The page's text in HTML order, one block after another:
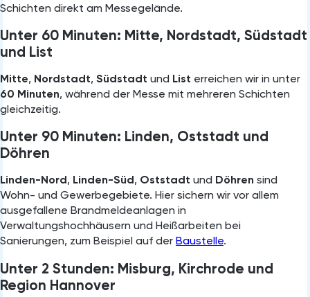
Schichten direkt am Messegelände.
Unter 60 Minuten: Mitte, Nordstadt, Südstadt
und List
Mitte, Nordstadt, Südstadt und List erreichen wir in unter
60 Minuten, während der Messe mit mehreren Schichten
gleichzeitig.
Unter 90 Minuten: Linden, Oststadt und
Döhren
Linden-Nord, Linden-Süd, Oststadt und Döhren sind
Wohn- und Gewerbegebiete. Hier sichern wir vor allem
ausgefallene Brandmeldeanlagen in
Verwaltungshochhäusern und Heißarbeiten bei
Sanierungen, zum Beispiel auf der Baustelle.
Unter 2 Stunden: Misburg, Kirchrode und
Region Hannover